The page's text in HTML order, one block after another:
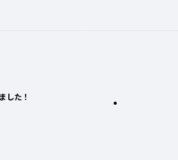
した！